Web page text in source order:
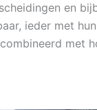
en
ieder met
met